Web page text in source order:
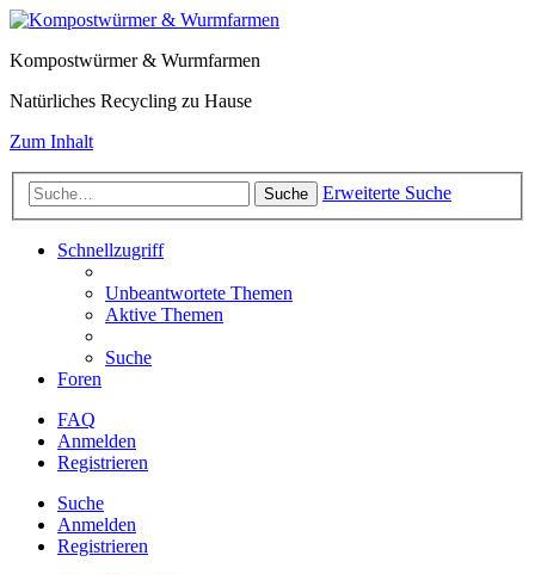
Kompostwürmer & Wurmfarmen
Natürliches Recycling zu Hause
Zum Inhalt
Suche Erweiterte Suche
Schnellzugriff
Unbeantwortete Themen
Aktive Themen
Suche
Foren
FAQ
Anmelden
Registrieren
Suche
Anmelden
Registrieren